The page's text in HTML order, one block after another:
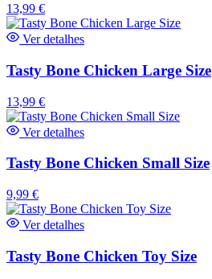
13,99 €
Ver detalhes
Tasty Bone Chicken Large Size
13,99 €
Ver detalhes
Tasty Bone Chicken Small Size
9,99 €
Ver detalhes
Tasty Bone Chicken Toy Size